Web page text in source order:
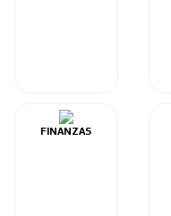
FINANZAS